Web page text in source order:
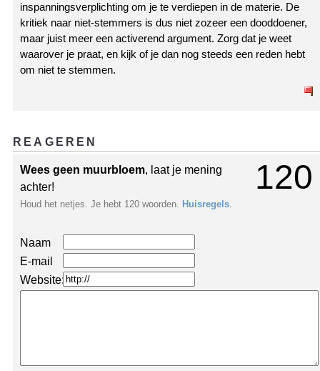
inspanningsverplichting om je te verdiepen in de materie. De
kritiek naar niet-stemmers is dus niet zozeer een dooddoener,
maar juist meer een activerend argument. Zorg dat je weet
waarover je praat, en kijk of je dan nog steeds een reden hebt
om niet te stemmen.
REAGEREN
120
Wees geen muurbloem, laat je mening
achter!
Houd het netjes. Je hebt 120 woorden. Huisregels
Naam
E-mail
Website: